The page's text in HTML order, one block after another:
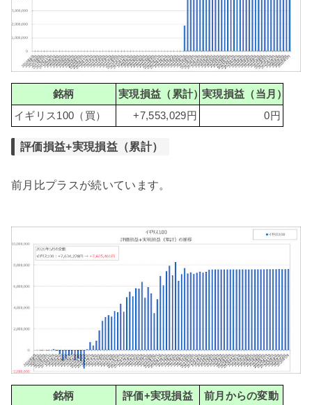
銘柄 実現損益（累計）実現損益（当月）
イギリス100（買）
+7,553,029円 0円
評価損益+実現損益（累計）
前月比プラスが続いています。
銘柄 評価+実現損益 前月からの変動